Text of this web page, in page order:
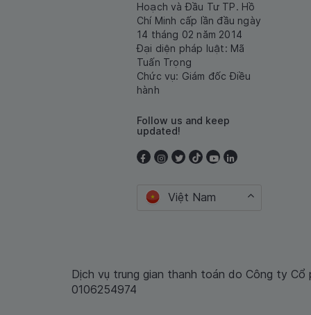
Hoạch và Đầu Tư TP. Hồ
Chí Minh cấp lần đầu ngày
14 tháng 02 năm 2014
Đại diện pháp luật: Mã
Tuấn Trọng
Chức vụ: Giám đốc Điều
hành
Follow us and keep
updated!
Việt Nam
Dịch vụ trung gian thanh toán do Công ty Cổ
0106254974